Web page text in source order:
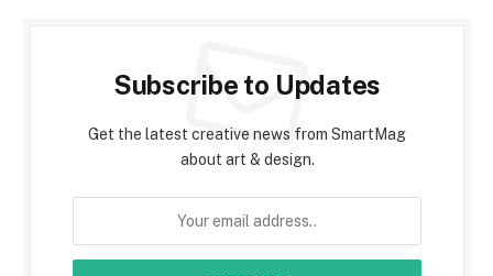
Subscribe to Updates
Get the latest creative news from SmartMag
about art & design.